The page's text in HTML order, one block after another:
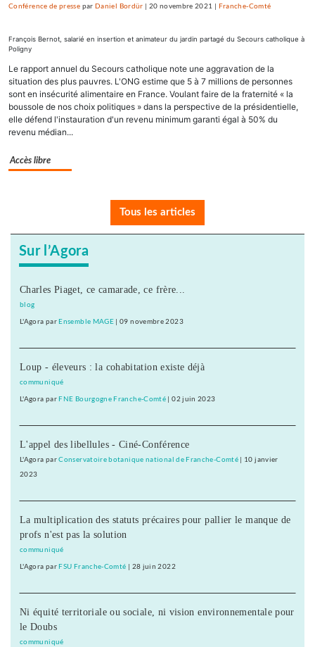
Conférence de presse par Daniel Bordür 20 novembre 2021 Franche-Comté
François Bernot, salarié en insertion et animateur du jardin partagé du Secours catholique à
Poligny
Le rapport annuel du Secours catholique note une aggravation de la
situation des plus pauvres. L'ONG estime que 5 à 7 millions de personnes
sont en insécurité alimentaire en France. Voulant faire de la fraternité « la
boussole de nos choix politiques » dans la perspective de la présidentielle,
elle défend l'instauration d'un revenu minimum garanti égal à 50% du
revenu médian...
Accès libre
Tous les articles
Sur l’Agora
Charles Piaget, ce camarade, ce frère...
blog
L'Agora par Ensemble MAGE |09 novembre 2023
Loup - éleveurs : la cohabitation existe déjà
communiqué
L'Agora par FNE Bourgogne Franche-Comté |02 juin 2023
L'appel des libellules - Ciné-Conférence
L'Agora parConservatoire botanique national de Franche-Comté| 10 janvier
2023
La multiplication des statuts précaires pour pallier le manque de
profs n'est pas la solution
communiqué
L'Agora par FSU Franche-Comté 28 juin 2022
Ni équité territoriale ou sociale, ni vision environnementale pour
le Doubs
communiqué